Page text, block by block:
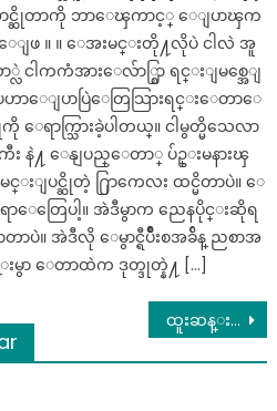
င္ဆိုတာကို ဘာေၾကာင့္ ေျပာၾက
ျဖ ။ ။ ေအးမင္းတို႔လိုပဲ ငါလဲ အူ
ငါကကံအားေလ်ာ္စြာ ရင္းျမစ္အေျ
ေျပာပြဲေတြသြားရင္းေတာေ
ေရာက္သြားခဲ့ပါတယ္။ ငါမွတ္မိသေလာ
နဲ႔ ေနျပည္ေတာ္ ပ်ဥ္းမနားၾ
းျပင္ဆိုတဲ့ ႐ြာကေလး ထင္မိတာပဲ။ ေ
ာေတြေပါ့။ အဲဒီမွာက ညေနပိုင္းဆိုရ
တာပဲ။ အဲဒီလို ေမွာင္ရီပ်ိဳးစအခ်ိန္ ညစာအ
မွာ ေတာထဲက ဒုတ္ဒုတ္နဲ႔ […]
ထူးဆန္းတဲ့အသံၾကားေနရလို႔ ကားရဲ႕ေဘာနပ္စ္ကိုဖြင့္ၾကည့္လိုက္ခ်ိန္မွ အံ့ၾသထိတ္လန႔္ခဲ့ရတဲ့အျဖစ္